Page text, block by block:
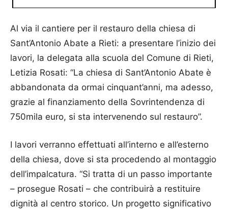
Al via il cantiere per il restauro della chiesa di
Sant’Antonio Abate a Rieti: a presentare l’inizio dei
lavori, la delegata alla scuola del Comune di Rieti,
Letizia Rosati: “La chiesa di Sant’Antonio Abate è
abbandonata da ormai cinquant’anni, ma adesso,
grazie al finanziamento della Sovrintendenza di
750mila euro, si sta intervenendo sul restauro”.
I lavori verranno effettuati all’interno e all’esterno
della chiesa, dove si sta procedendo al montaggio
dell’impalcatura. “Si tratta di un passo importante
– prosegue Rosati – che contribuirà a restituire
dignità al centro storico. Un progetto significativo